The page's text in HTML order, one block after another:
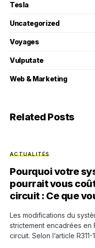
Tesla
Uncategorized
Voyages
Vulputate
Web & Marketing
Related Posts
ACTUALITÉS
Pourquoi votre
pourrait vous
circuit : Ce que
Les modifications du
strictement encadrées en
circuit. Selon l’article R311-